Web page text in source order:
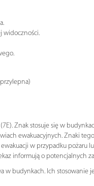
widoczności.
Znak stosuje się w
ewakuacyjnych. Znaki
w przypadku
informują o potencjalnych
budynkach. Ich stosowanie